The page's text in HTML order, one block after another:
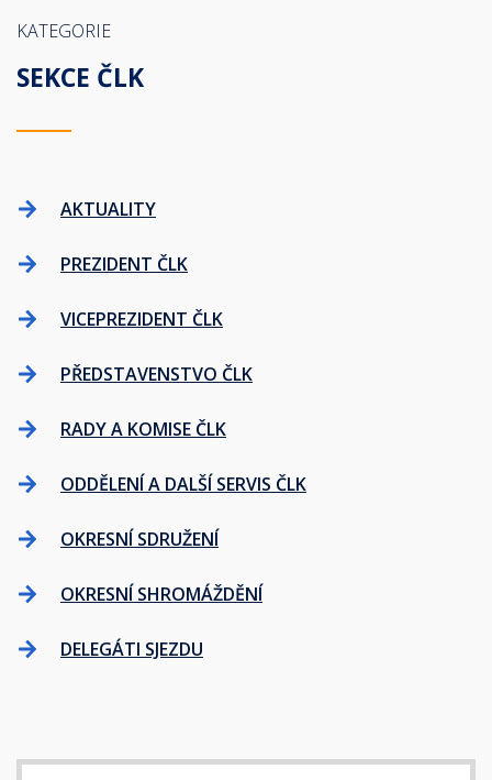
KATEGORIE
SEKCE ČLK
AKTUALITY
PREZIDENT ČLK
VICEPREZIDENT ČLK
PŘEDSTAVENSTVO ČLK
RADY A KOMISE ČLK
ODDĚLENÍ A DALŠÍ SERVIS ČLK
OKRESNÍ SDRUŽENÍ
OKRESNÍ SHROMÁŽDĚNÍ
DELEGÁTI SJEZDU